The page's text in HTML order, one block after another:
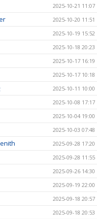
2025-10-21 11:07
2025-10-20 11:51
2025-10-19 15:52
2025-10-18 20:23
2025-10-17 16:19
2025-10-17 10:18
2025-10-11 10:00
2025-10-08 17:17
2025-10-04 19:00
2025-10-03 07:48
2025-09-28 17:20
2025-09-28 11:55
2025-09-26 14:30
2025-09-19 22:00
2025-09-18 20:57
2025-09-18 20:53